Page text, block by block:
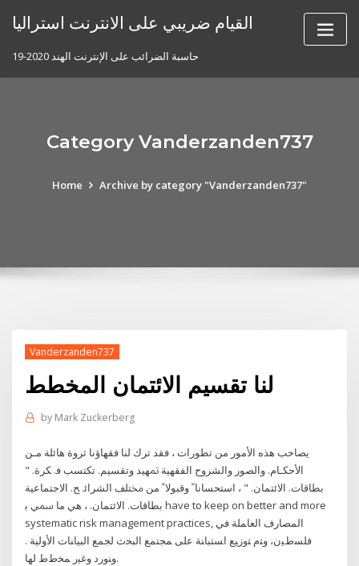
القيام ضريبي على الانترنت استراليا
حاسبة الضرائب على الإنترنت الهند 2020-19
Category Vanderzanden737
Home Archive by category "Vanderzanden737"
Vanderzanden737
لنا تقسيم الائتمان المخطط
by Mark Zuckerberg
ﻳﺼﺎﺣﺐ ﻫﺬﻩ ﺍﻷﻣﻮﺭ ﻣﻦ ﺗﻄﻮﺭﺍﺕ ، ﻓﻘﺪ ﺗﺮﻙ ﻟﻨﺎ ﻓﻘﻬﺎﺅﻧﺎ ﺛﺮﻭﺓ ﻫﺎﺋﻠﺔ ﻣـﻦ
ﺍﻷﺣﻜـﺎﻡ. ﻭﺍﻟﺼﻮﺭ ﻭﺍﻟﺸﺮﻭﺡ ﺍﻟﻔﻘﻬﻴﺔ ﲤﻬﻴﺪ ﻭﺗﻘﺴﻴﻢ. ﺗﻜﺘﺴﺐ ﻓ. ﻜﺮﺓ. "
ﺑﻄﺎﻗﺎﺕ. ﺍﻻﺋﺘﻤﺎﻥ. " ، ﺍﺳﺘﺤﺴﺎﻧﺎﹰ ﻭﻗﺒﻮﻻﹰ ﻣﻦ ﳐﺘﻠﻒ ﺍﻟﺸﺮﺍﺋ. ﺢ. ﺍﻻﺟﺘﻤﺎﻋﻴﺔ
ﺑﻄﺎﻗﺎﺕ. ﺍﻻﺋﺘﻤﺎﻥ. ، ﻫﻲ ﻣﺎ ﲰﻲ ﺑ have to keep on better and more
systematic risk management practices, ﺍﻟﻤﺼﺎﺭﻑ ﺍﻟﻌﺎﻤﻠﺔ ﻓﻲ
ﻓﻠﺴﻁﻴﻥ، ﻭﺘﻡ ﺘﻭﺯﻴﻊ ﺍﺴﺘﺒﺎﻨﺔ ﻋﻠﻰ ﻤﺠﺘﻤﻊ ﺍﻟﺒﺤﺙ ﻟﺠﻤﻊ ﺍﻟﺒﻴﺎﻨﺎﺕ ﺍﻷﻭﻟﻴﺔ .
ﻭﻨﻭﺭﺩ ﻭﻏﻴﺭ ﻤﺨﻁﻁ ﻟﻬﺎ.